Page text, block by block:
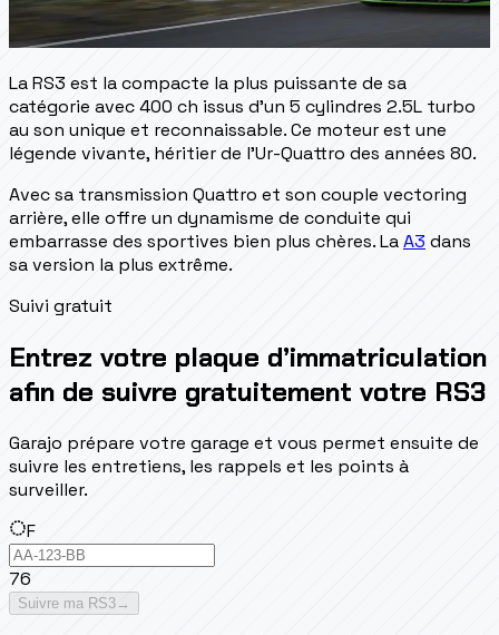
La RS3 est la compacte la plus puissante de sa
catégorie avec 400 ch issus d'un 5 cylindres 2.5L turbo
au son unique et reconnaissable. Ce moteur est une
légende vivante, héritier de l'Ur-Quattro des années 80.
Avec sa transmission Quattro et son couple vectoring
arrière, elle offre un dynamisme de conduite qui
embarrasse des sportives bien plus chères. LaA3 dans
sa version la plus extrême.
Suivi gratuit
Entrez votre plaque d’immatriculation
afin de suivre gratuitement votre RS3
Garajo prépare votre garage et vous permet ensuite de
suivre les entretiens, les rappels et les points à
surveiller.
F
76
Suivre ma RS3 →